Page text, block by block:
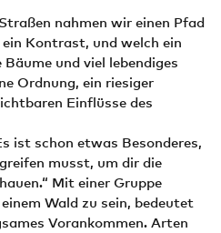
nahmen wir einen Pfad
Kontrast, und welch ein
und viel lebendiges
Ordnung, ein riesiger
Einflüsse des
ist schon etwas Besonderes,
musst, um dir die
Mit einer Gruppe
Wald zu sein, bedeutet
Vorankommen. Arten